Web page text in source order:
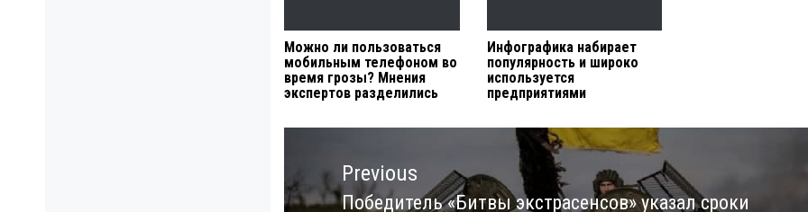
Можно ли пользоваться
мобильным телефоном во
время грозы? Мнения
экспертов разделились
Инфографика набирает
популярность и широко
используется
предприятиями
Навигация
записямPrevious
Previous
Победитель «Битвы экстрасенсов» указал сроки